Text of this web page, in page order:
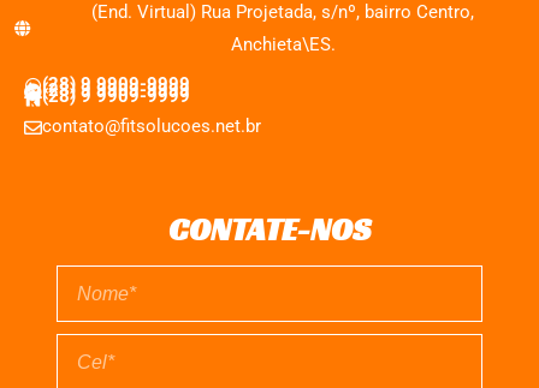
(End. Virtual) Rua Projetada, s/nº, bairro Centro,
Anchieta\ES.
(28) 9 9909-9999
(28) 9 9909-9999
(28) 9 9909-9999
contato@fitsolucoes.net.br
CONTATE-NOS